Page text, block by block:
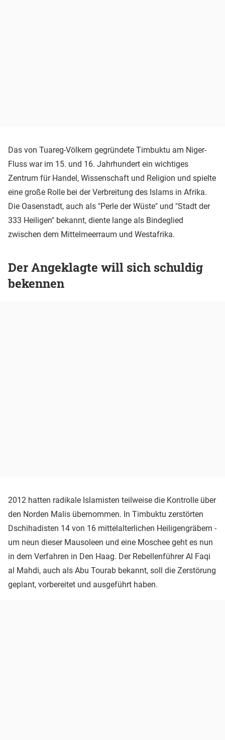
Das von Tuareg-Völkern gegründete Timbuktu am Niger-
Fluss war im 15. und 16. Jahrhundert ein wichtiges
Zentrum für Handel, Wissenschaft und Religion und spielte
eine große Rolle bei der Verbreitung des Islams in Afrika.
Die Oasenstadt, auch als "Perle der Wüste" und "Stadt der
333 Heiligen" bekannt, diente lange als Bindeglied
zwischen dem Mittelmeerraum und Westafrika.
Der Angeklagte will sich schuldig
bekennen
2012 hatten radikale Islamisten teilweise die Kontrolle über
den Norden Malis übernommen. In Timbuktu zerstörten
Dschihadisten 14 von 16 mittelalterlichen Heiligengräbern -
um neun dieser Mausoleen und eine Moschee geht es nun
in dem Verfahren in Den Haag. Der Rebellenführer Al Faqi
al Mahdi, auch als Abu Tourab bekannt, soll die Zerstörung
geplant, vorbereitet und ausgeführt haben.